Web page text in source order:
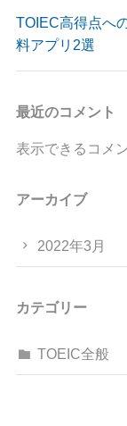
TOIEC高得点へ
料アプリ2選
最近のコメント
表示できるコメ
アーカイブ
2022年3月
カテゴリー
TOEIC全般